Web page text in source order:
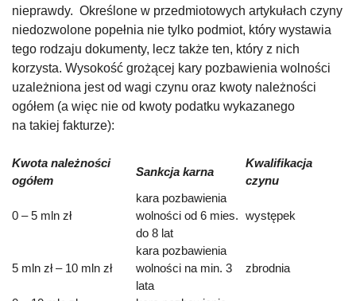
nieprawdy. Określone w przedmiotowych artykułach czyny
niedozwolone popełnia nie tylko podmiot, który wystawia
tego rodzaju dokumenty, lecz także ten, który z nich
korzysta. Wysokość grożącej kary pozbawienia wolności
uzależniona jest od wagi czynu oraz kwoty należności
ogółem (a więc nie od kwoty podatku wykazanego
na takiej fakturze):
Kwota należności
ogółem
Sankcja karna
Kwalifikacja
czynu
0 – 5 mln zł
kara pozbawienia
wolności od 6 mies.
do 8 lat
występek
5 mln zł – 10 mln zł
kara pozbawienia
wolności na min. 3
lata
zbrodnia